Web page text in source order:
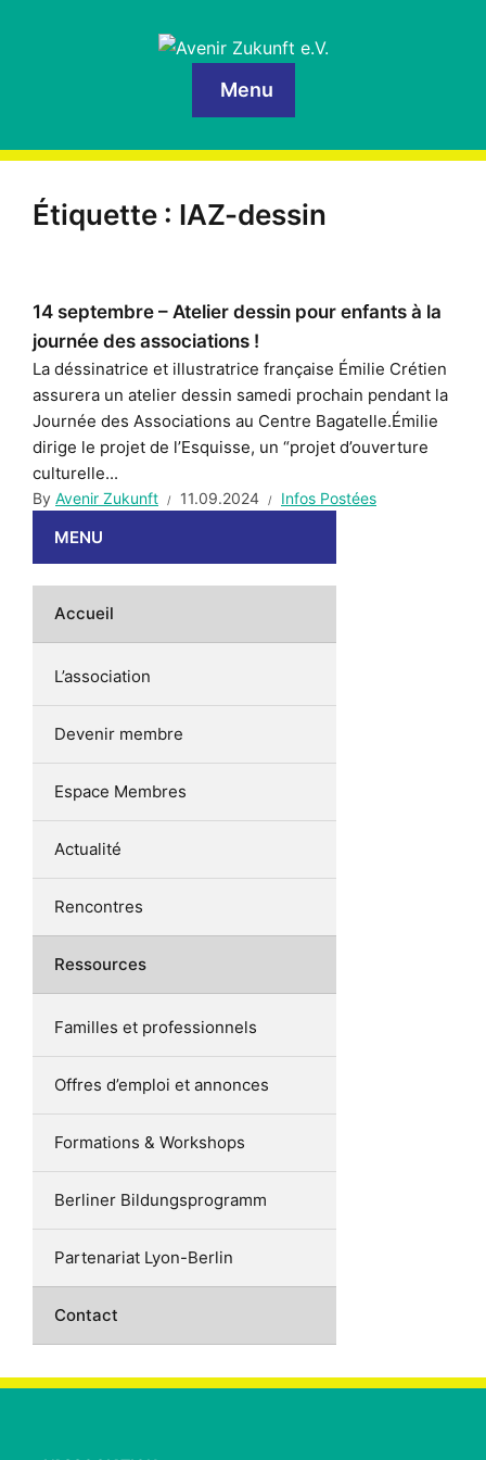
Menu
Étiquette : IAZ-dessin
14 septembre – Atelier dessin pour enfants à la
journée des associations !
La déssinatrice et illustratrice française Émilie Crétien
assurera un atelier dessin samedi prochain pendant la
Journée des Associations au Centre Bagatelle.Émilie
dirige le projet de l’Esquisse, un “projet d’ouverture
culturelle...
By Avenir Zukunft 11.09.2024 Infos Postées
MENU
Accueil
L’association
Devenir membre
Espace Membres
Actualité
Rencontres
Ressources
Familles et professionnels
Offres d’emploi et annonces
Formations & Workshops
Berliner Bildungsprogramm
Partenariat Lyon-Berlin
Contact